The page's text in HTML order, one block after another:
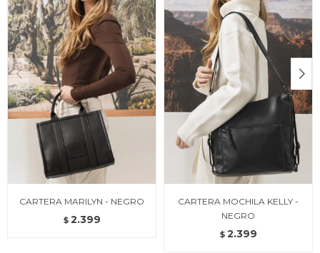
CARTERA MARILYN - NEGRO
$ 2.399
CARTERA MOCHILA KELLY -
NEGRO
$ 2.399